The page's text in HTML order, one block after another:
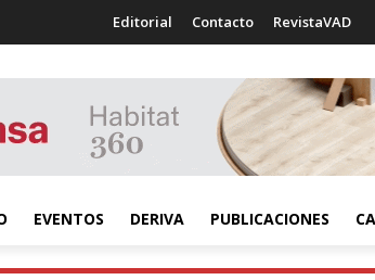
Editorial Contacto RevistaVAD
EVENTOS DERIVA PUBLICACIONES